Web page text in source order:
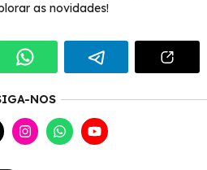
as novidades!
NOS